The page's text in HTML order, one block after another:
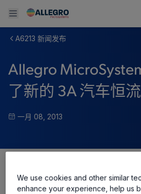
Back To Main Menu
产品
驱动器
Back To Main Menu
应用
消费品
Technologies
Back To Main Menu
技术支持
设计和开发
质量标准和环境认证
软件门户
Back To Main Menu
技术资源
Resource Center
Back To Main Menu
关于 ALLEGRO
企业责任
Growth and Inclusion
A6213 新闻发布
Allegro
了新的 3A 汽车恒
一月 08, 2013
Share
We use cookies and other similar
enhance your experience, help us